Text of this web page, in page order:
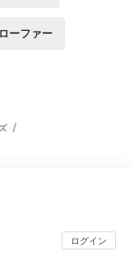
ローファー
/
ログイン